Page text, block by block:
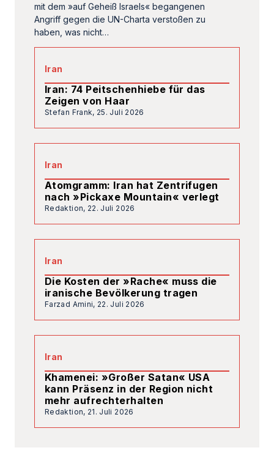
mit dem »auf Geheiß Israels« begangenen
Angriff gegen die UN-Charta verstoßen zu
haben, was nicht…
Iran
Iran: 74 Peitschenhiebe für das
Zeigen von Haar
Stefan Frank, 25. Juli 2026
Iran
Atomgramm: Iran hat Zentrifugen
nach »Pickaxe Mountain« verlegt
Redaktion, 22. Juli 2026
Iran
Die Kosten der »Rache« muss die
iranische Bevölkerung tragen
Farzad Amini, 22. Juli 2026
Iran
Khamenei: »Großer Satan« USA
kann Präsenz in der Region nicht
mehr aufrechterhalten
Redaktion, 21. Juli 2026